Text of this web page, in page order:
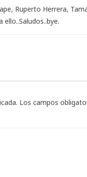
Ruperto Herrera,
Los campos